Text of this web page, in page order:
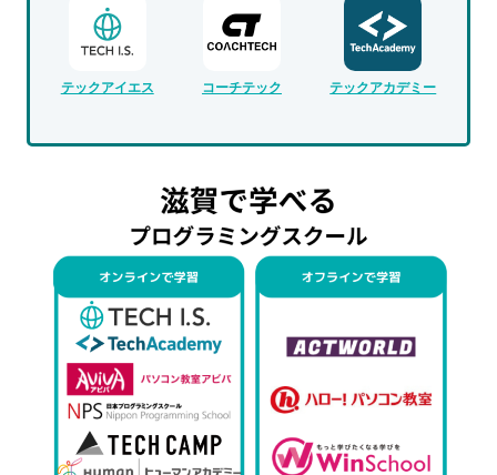
テックアイエス コーチテック テックアカデミー